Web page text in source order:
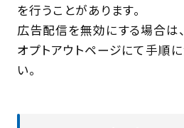
を行うことがあります。
広告配信を無効にする場合は
オプトアウトページにて手順
い。